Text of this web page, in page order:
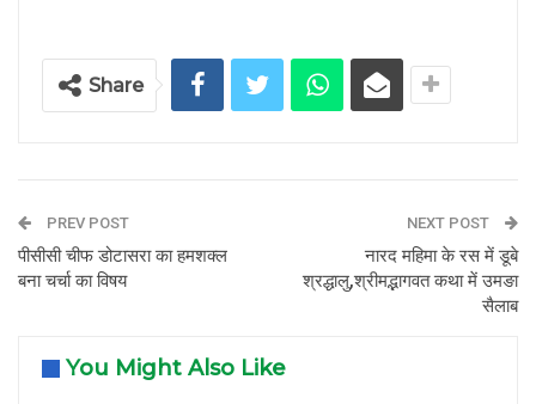
Share
PREV POST
पीसीसी चीफ डोटासरा का हमशक्ल
बना चर्चा का विषय
NEXT POST
नारद महिमा के रस में डूबे
श्रद्धालु,श्रीमद्भागवत कथा में उमङा
सैलाब
You Might Also Like